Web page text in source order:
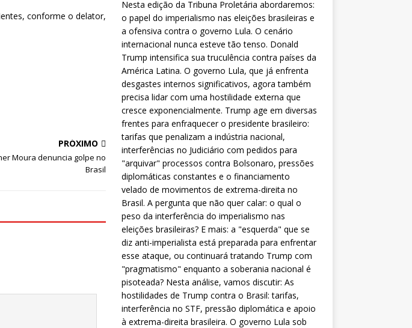
conforme o delator,
PRÓXIMO
Moura denuncia golpe no
Brasil
Nesta edição da Tribuna Proletária abordaremos:
o papel do imperialismo nas eleições brasileiras e
a ofensiva contra o governo Lula. O cenário
internacional nunca esteve tão tenso. Donald
Trump intensifica sua truculência contra países da
América Latina. O governo Lula, que já enfrenta
desgastes internos significativos, agora também
precisa lidar com uma hostilidade externa que
cresce exponencialmente. Trump age em diversas
frentes para enfraquecer o presidente brasileiro:
tarifas que penalizam a indústria nacional,
interferências no Judiciário com pedidos para
"arquivar" processos contra Bolsonaro, pressões
diplomáticas constantes e o financiamento
velado de movimentos de extrema-direita no
Brasil. A pergunta que não quer calar: o qual o
peso da interferência do imperialismo nas
eleições brasileiras? E mais: a "esquerda" que se
diz anti-imperialista está preparada para enfrentar
esse ataque, ou continuará tratando Trump com
"pragmatismo" enquanto a soberania nacional é
pisoteada? Nesta análise, vamos discutir: As
hostilidades de Trump contra o Brasil: tarifas,
interferência no STF, pressão diplomática e apoio
à extrema-direita brasileira. O governo Lula sob